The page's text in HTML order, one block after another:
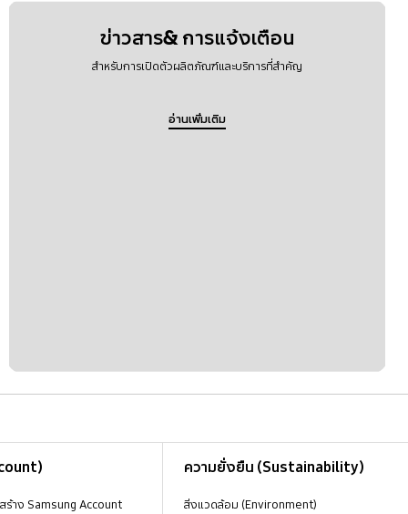
ข่าวสาร& การแจ้งเตือน
สำหรับการเปิดตัวผลิตภัณฑ์และบริการที่สำคัญ
อ่านเพิ่มเติม
ร้าง Samsung Account
ความยั่งยืน (Sustainability)
สิ่งแวดล้อม (Environment)